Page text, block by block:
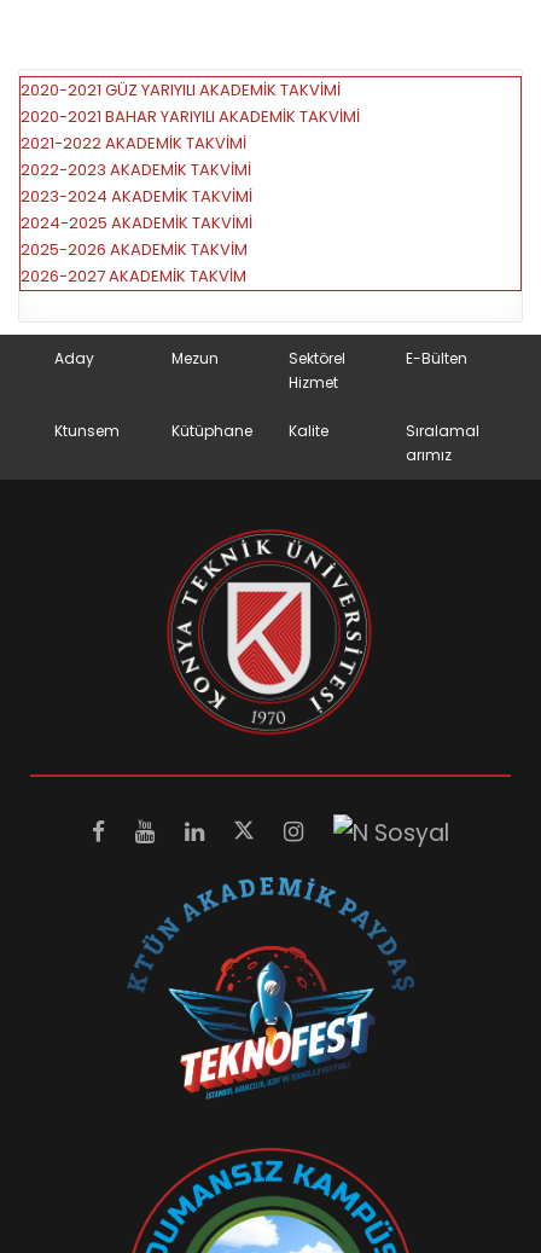
2020-2021 GÜZ YARIYILI AKADEMİK TAKVİMİ
2020-2021 BAHAR YARIYILI AKADEMİK TAKVİMİ
2021-2022 AKADEMİK TAKVİMİ
2022-2023 AKADEMİK TAKVİMİ
2023-2024 AKADEMİK TAKVİMİ
2024-2025 AKADEMİK TAKVİMİ
2025-2026 AKADEMİK TAKVİM
2026-2027 AKADEMİK TAKVİM
Aday Mezun
Sektörel
Hizmet
E-Bülten
Ktunsem Kütüphane Kalite
Sıralamal
arımız